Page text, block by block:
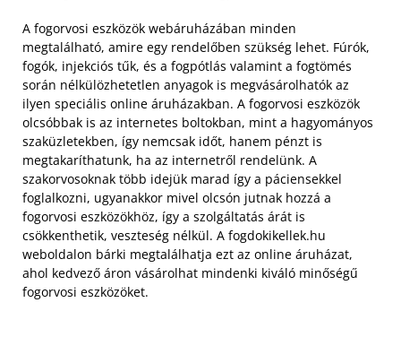
A fogorvosi eszközök webáruházában minden
megtalálható, amire egy rendelőben szükség lehet. Fúrók,
fogók, injekciós tűk, és a fogpótlás valamint a fogtömés
során nélkülözhetetlen anyagok is megvásárolhatók az
ilyen speciális online áruházakban. A fogorvosi eszközök
olcsóbbak is az internetes boltokban, mint a hagyományos
szaküzletekben, így nemcsak időt, hanem pénzt is
megtakaríthatunk, ha az internetről rendelünk. A
szakorvosoknak több idejük marad így a páciensekkel
foglalkozni, ugyanakkor mivel olcsón jutnak hozzá a
fogorvosi eszközökhöz, így a szolgáltatás árát is
csökkenthetik, veszteség nélkül. A fogdokikellek.hu
weboldalon bárki megtalálhatja ezt az online áruházat,
ahol kedvező áron vásárolhat mindenki kiváló minőségű
fogorvosi eszközöket.